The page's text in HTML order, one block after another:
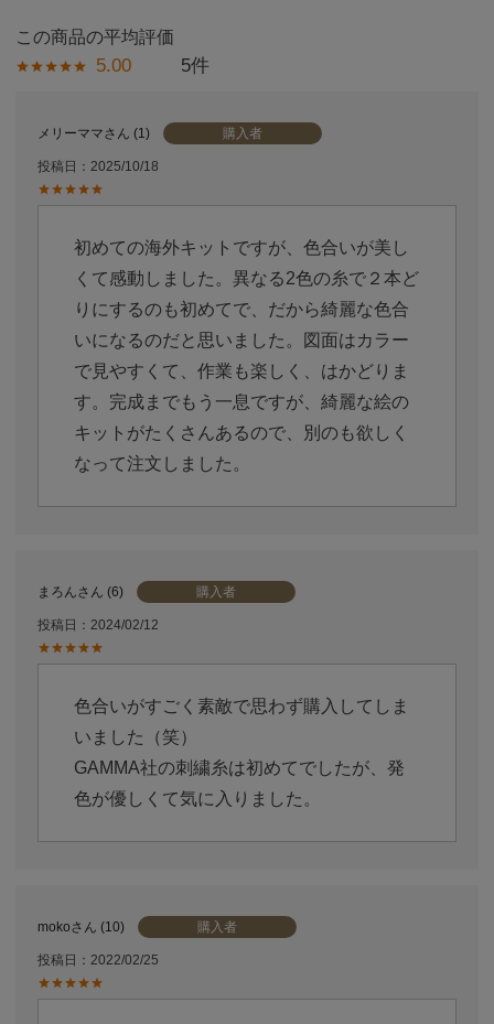
5.00 5
メリーママ 1 購入者
投稿日 2025/10/18
初めての海外キットですが、色合いが美し
くて感動しました。異なる2色の糸で２本ど
りにするのも初めてで、だから綺麗な色合
いになるのだと思いました。図面はカラー
で見やすくて、作業も楽しく、はかどりま
す。完成までもう一息ですが、綺麗な絵の
キットがたくさんあるので、別のも欲しく
なって注文しました。
まろん 6 購入者
投稿日 2024/02/12
色合いがすごく素敵で思わず購入してしま
いました（笑）
GAMMA社の刺繍糸は初めてでしたが、発
色が優しくて気に入りました。
moko 10 購入者
投稿日 2022/02/25